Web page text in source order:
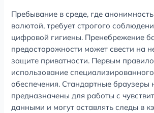
Пребывание в среде, где анонимность
валютой, требует строгого
цифровой гигиены. Пренебрежение
предосторожности может свести на
защите приватности. Первым
использование
обеспечения. Стандартные браузеры
предназначены для работы с
данными и могут оставлять следы в